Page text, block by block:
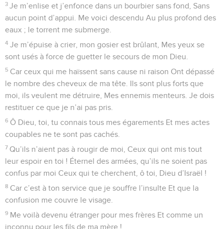
3 Je m’enlise et j’enfonce dans un bourbier sans fond, Sans
aucun point d’appui. Me voici descendu Au plus profond des
eaux ; le torrent me submerge.
4 Je m’épuise à crier, mon gosier est brûlant, Mes yeux se
sont usés à force de guetter le secours de mon Dieu.
5 Car ceux qui me haïssent sans cause ni raison Ont dépassé
le nombre des cheveux de ma tête. Ils sont plus forts que
moi, ils veulent me détruire, Mes ennemis menteurs. Je dois
restituer ce que je n’ai pas pris.
6 Ô Dieu, toi, tu connais tous mes égarements Et mes actes
coupables ne te sont pas cachés.
7 Qu’ils n’aient pas à rougir de moi, Ceux qui ont mis tout
leur espoir en toi ! Éternel des armées, qu’ils ne soient pas
confus par moi Ceux qui te cherchent, ô toi, Dieu d’Israël !
8 Car c’est à ton service que je souffre l’insulte Et que la
confusion me couvre le visage.
9 Me voilà devenu étranger pour mes frères Et comme un
inconnu pour les fils de ma mère !